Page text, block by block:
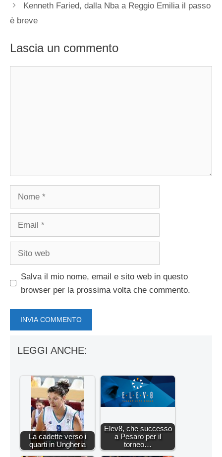
Kenneth Faried, dalla Nba a Reggio Emilia il passo
è breve
Lascia un commento
Salva il mio nome, email e sito web in questo
browser per la prossima volta che commento.
LEGGI ANCHE:
La cadette verso i
quarti in Ungheria
Elev8, che successo
a Pesaro per il
torneo…